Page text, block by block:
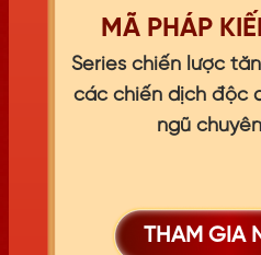
THAM GIA
MÃ PHÁP
Series chiến lược
các chiến dịch độc
ngũ